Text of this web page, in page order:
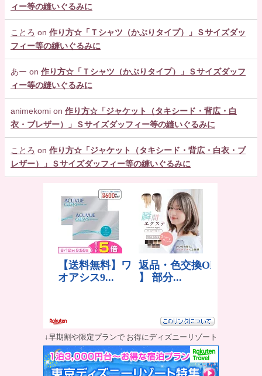
ィー等の縫いぐるみに
ことろ on 作り方☆「Ｔシャツ（かぶりタイプ）」Ｓサイズダッ
フィー等の縫いぐるみに
あー on 作り方☆「Ｔシャツ（かぶりタイプ）」Ｓサイズダッフ
ィー等の縫いぐるみに
animekomi on 作り方☆「ジャケット（タキシード・背広・白
衣・ブレザー）」Ｓサイズダッフィー等の縫いぐるみに
ことろ on 作り方☆「ジャケット（タキシード・背広・白衣・ブ
レザー）」Ｓサイズダッフィー等の縫いぐるみに
↓早期割や限定プランで お得にディズニーリゾート